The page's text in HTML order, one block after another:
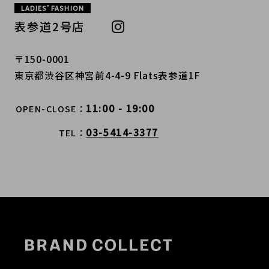
LADIES’ FASHION
表参道2号店
〒150-0001
東京都渋谷区神宮前4-4-9 Flats表参道1F
OPEN-CLOSE 11:00 - 19:00
TEL 03-5414-3377